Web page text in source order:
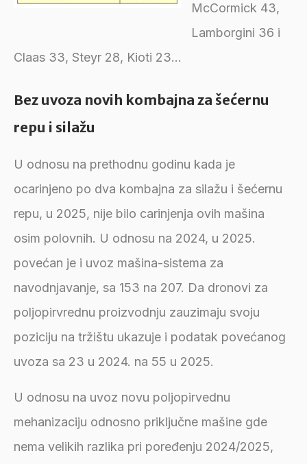
McCormick 43,
Lamborgini 36 i
Claas 33, Steyr 28, Kioti 23...
Bez uvoza novih kombajna za šećernu
repu i silažu
U odnosu na prethodnu godinu kada je
ocarinjeno po dva kombajna za silažu i šećernu
repu, u 2025, nije bilo carinjenja ovih mašina
osim polovnih. U odnosu na 2024, u 2025.
povećan je i uvoz mašina-sistema za
navodnjavanje, sa 153 na 207. Da dronovi za
poljopirvrednu proizvodnju zauzimaju svoju
poziciju na tržištu ukazuje i podatak povećanog
uvoza sa 23 u 2024. na 55 u 2025.
U odnosu na uvoz novu poljopirvednu
mehanizaciju odnosno priključne mašine gde
nema velikih razlika pri poređenju 2024/2025,